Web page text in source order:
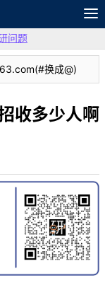
论坛
问题
换成@)
收多少人啊